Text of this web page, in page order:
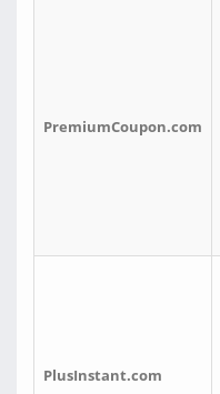
PremiumCoupon.com
PlusInstant.com